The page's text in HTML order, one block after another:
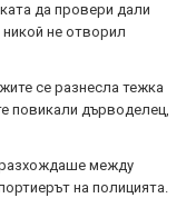
да провери дали
не отворил
се разнесла тежка
повикали дърводелец,
между
на полицията.